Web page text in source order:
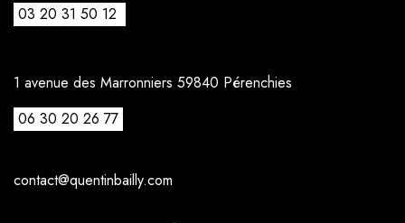
03 20 31 50 12
1 avenue des Marronniers 59840 Pérenchies
06 30 20 26 77
contact@quentinbailly.com